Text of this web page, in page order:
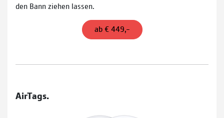
den Bann ziehen lassen.
ab € 449,–
AirTags.